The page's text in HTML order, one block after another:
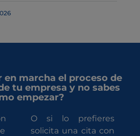
en marcha el proceso de
tu empresa y no sabes
empezar?
O si lo prefieres
solicita una cita con